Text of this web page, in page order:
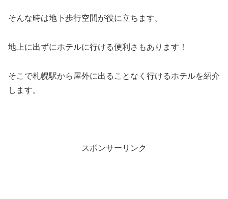
そんな時は地下歩行空間が役に立ちます。
地上に出ずにホテルに行ける便利さもあります！
そこで札幌駅から屋外に出ることなく行けるホテルを紹介
します。
スポンサーリンク